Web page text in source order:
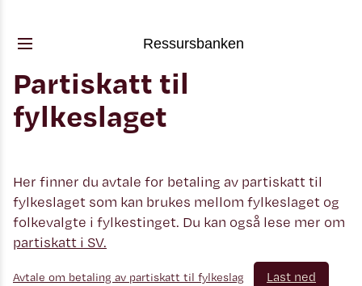
Ressursbanken
Partiskatt til
fylkeslaget
Her finner du avtale for betaling av partiskatt til
fylkeslaget som kan brukes mellom fylkeslaget og
folkevalgte i fylkestinget. Du kan også lese mer om
partiskatt i SV.
Avtale om betaling av partiskatt til fylkeslag Last ned